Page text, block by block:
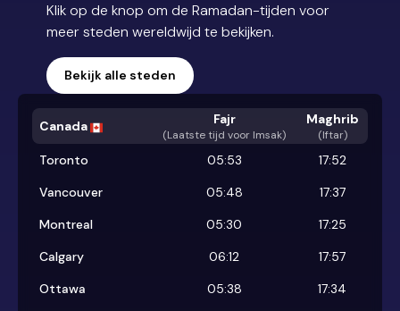
Klik op de knop om de Ramadan-tijden voor
meer steden wereldwijd te bekijken.
Bekijk alle steden
Canada Fajr
(Laatste tijd voor Imsak)
Maghrib
(Iftar)
Toronto 05:53
17:52
Vancouver
05:48
17:37
Montreal
05:30
17:25
Calgary
06:12
17:57
Ottawa
05:38
17:34